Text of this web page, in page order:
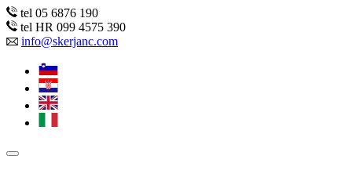
tel 05 6876 190
tel HR 099 4575 390
info@skerjanc.com